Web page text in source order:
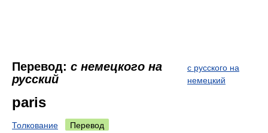
Перевод: с немецкого на
русский
с русского на
немецкий
paris
Толкование Перевод